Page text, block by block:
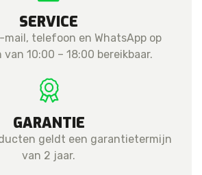
SERVICE
mail, telefoon en WhatsApp op
10:00 – 18:00 bereikbaar.
GARANTIE
geldt een garantietermijn
van 2 jaar.